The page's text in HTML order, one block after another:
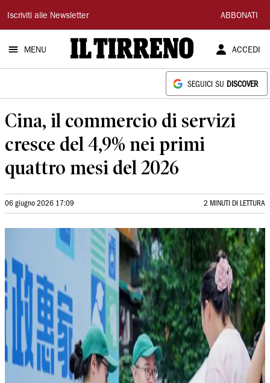
Il
Tirreno
Iscriviti alle Newsletter ABBONATI
MENU ACCEDI
SEGUICI SU DISCOVER
Cina, il commercio di servizi
cresce del 4,9% nei primi
quattro mesi del 2026
06 giugno 2026 17:09 2 MINUTI DI LETTURA